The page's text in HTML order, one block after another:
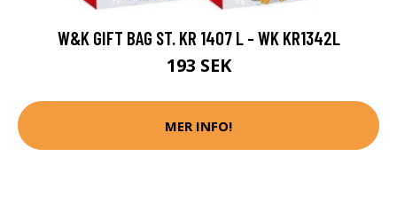
W&K GIFT BAG ST. KR 1407 L - WK KR1342L
193 SEK
MER INFO!